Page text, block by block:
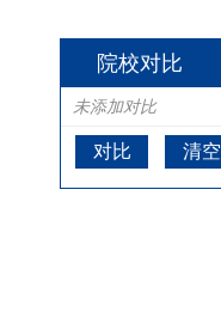
院校对比
未添加对比
对比 清空